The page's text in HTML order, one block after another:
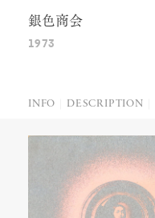
銀色商会
1973
INFO DESCRIPTION